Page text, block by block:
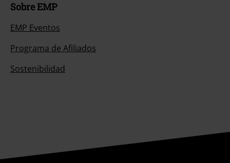
Sobre EMP
EMP Eventos
Programa de Afiliados
Sostenibilidad